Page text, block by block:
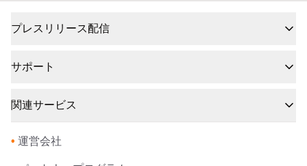
プレスリリース配信
サポート
関連サービス
• 運営会社